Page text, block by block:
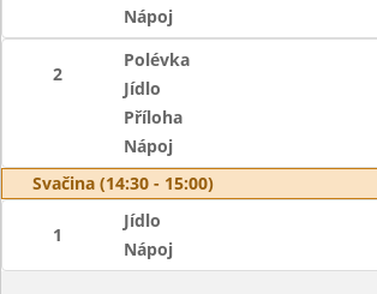
Nápoj
2
Polévka
Jídlo
Příloha
Nápoj
Svačina (14:30 - 15:00)
1
Jídlo
Nápoj